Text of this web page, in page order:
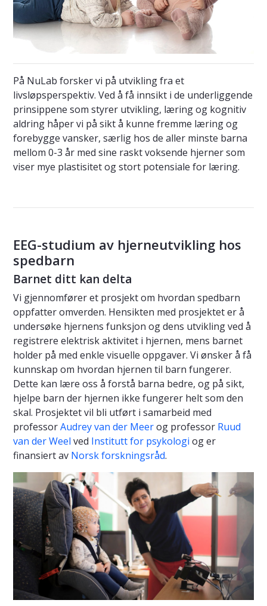
På NuLab forsker vi på utvikling fra et
livsløpsperspektiv. Ved å få innsikt i de underliggende
prinsippene som styrer utvikling, læring og kognitiv
aldring håper vi på sikt å kunne fremme læring og
forebygge vansker, særlig hos de aller minste barna
mellom 0-3 år med sine raskt voksende hjerner som
viser mye plastisitet og stort potensiale for læring.
EEG-studium av hjerneutvikling hos
spedbarn
Barnet ditt kan delta
Vi gjennomfører et prosjekt om hvordan spedbarn
oppfatter omverden. Hensikten med prosjektet er å
undersøke hjernens funksjon og dens utvikling ved å
registrere elektrisk aktivitet i hjernen, mens barnet
holder på med enkle visuelle oppgaver. Vi ønsker å få
kunnskap om hvordan hjernen til barn fungerer.
Dette kan lære oss å forstå barna bedre, og på sikt,
hjelpe barn der hjernen ikke fungerer helt som den
skal. Prosjektet vil bli utført i samarbeid med
professorAudrey van der Meerog professor Ruud
van der Weel ved Institutt for psykologi og er
finansiert av Norsk forskningsråd.